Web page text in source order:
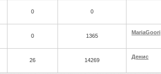
0 0
0 1365
MariaGoori
26 14269
Денис